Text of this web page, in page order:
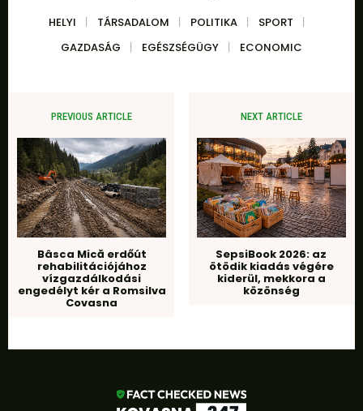
HELYI TÁRSADALOM POLITIKA
SPORT
GAZDASÁG
EGÉSZSÉGÜGY ECONOMIC
PREVIOUS ARTICLE
Bâsca Mică erdőút
rehabilitációjához
vízgazdálkodási
engedélyt kér a Romsilva
Covasna
NEXT ARTICLE
SepsiBook 2026: az
ötödik kiadás végére
kiderül, mekkora a
közönség